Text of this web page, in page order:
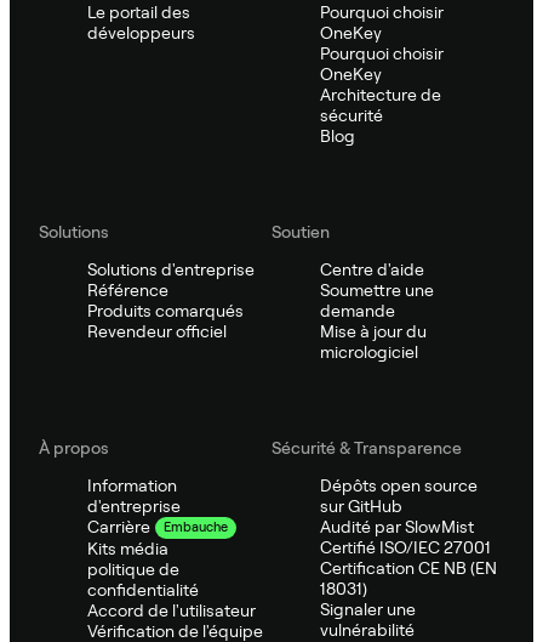
Le portail des
développeurs
Pourquoi choisir
OneKey
Pourquoi choisir
OneKey
Architecture de
sécurité
Blog
Solutions
Solutions d'entreprise
Référence
Produits comarqués
Revendeur officiel
Soutien
Centre d'aide
Soumettre une
demande
Mise à jour du
micrologiciel
À propos
Information
d'entreprise
Carrière
Embauche
Kits média
politique de
confidentialité
Accord de l'utilisateur
Vérification de l'équipe
Sécurité & Transparence
Dépôts open source
sur GitHub
Audité par SlowMist
Certifié ISO/IEC 27001
Certification CE NB (EN
18031)
Signaler une
vulnérabilité